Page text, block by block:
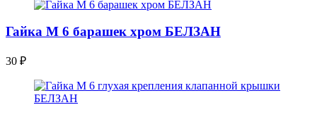
Гайка М 6 барашек хром БЕЛЗАН
30 ₽